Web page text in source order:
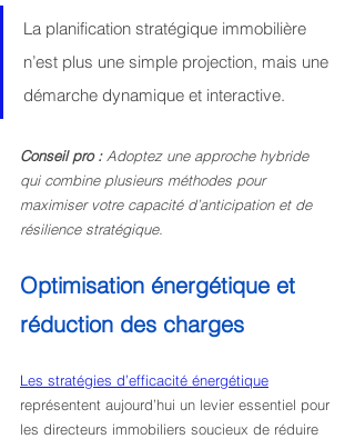
La planification stratégique immobilière
n’est plus une simple projection, mais une
démarche dynamique et interactive.
Conseil pro : Adoptez une approche hybride
qui combine plusieurs méthodes pour
maximiser votre capacité d’anticipation et de
résilience stratégique.
Optimisation énergétique et
réduction des charges
Les stratégies d’efficacité énergétique
représentent aujourd’hui un levier essentiel pour
les directeurs immobiliers soucieux de réduire